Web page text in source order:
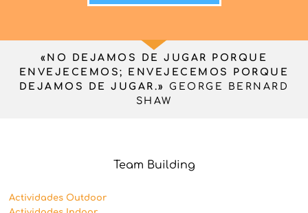
«NO DEJAMOS DE JUGAR PORQUE
ENVEJECEMOS; ENVEJECEMOS PORQUE
DEJAMOS DE JUGAR.»
GEORGE BERNARD
SHAW
Team Building
Actividades Outdoor